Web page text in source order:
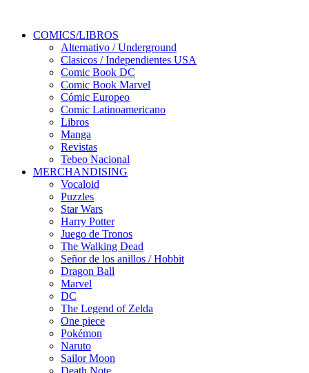
COMICS/LIBROS
Alternativo / Underground
Clasicos / Independientes USA
Comic Book DC
Comic Book Marvel
Cómic Europeo
Comic Latinoamericano
Libros
Manga
Revistas
Tebeo Nacional
MERCHANDISING
Vocaloid
Puzzles
Star Wars
Harry Potter
Juego de Tronos
The Walking Dead
Señor de los anillos / Hobbit
Dragon Ball
Marvel
DC
The Legend of Zelda
One piece
Pokémon
Naruto
Sailor Moon
Death Note